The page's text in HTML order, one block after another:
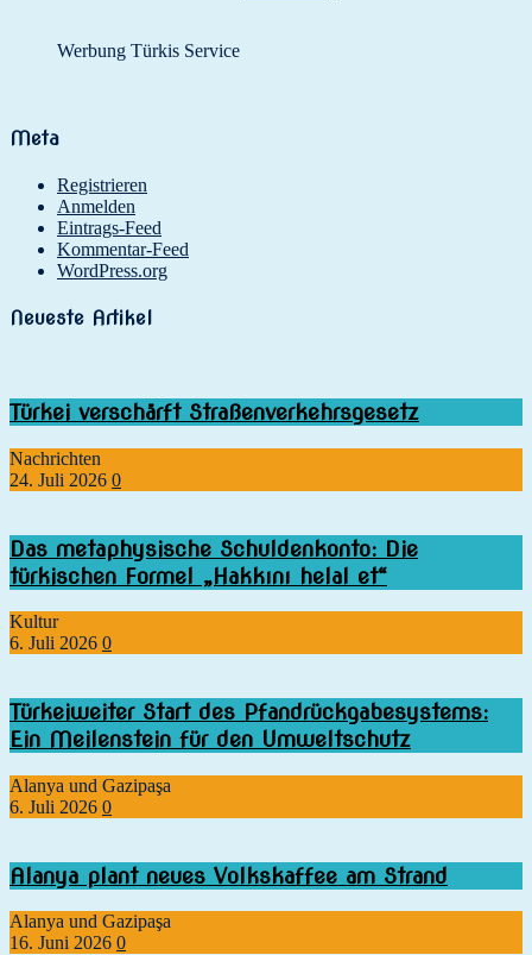
Werbung Türkis Service
Meta
Registrieren
Anmelden
Eintrags-Feed
Kommentar-Feed
WordPress.org
Neueste Artikel
Türkei verschärft Straßenverkehrsgesetz
Nachrichten
24. Juli 2026 0
Das metaphysische Schuldenkonto: Die
türkischen Formel „Hakkını helal et“
Kultur
6. Juli 2026 0
Türkeiweiter Start des Pfandrückgabesystems:
Ein Meilenstein für den Umweltschutz
Alanya und Gazipaşa
6. Juli 2026 0
Alanya plant neues Volkskaffee am Strand
Alanya und Gazipaşa
16. Juni 2026 0